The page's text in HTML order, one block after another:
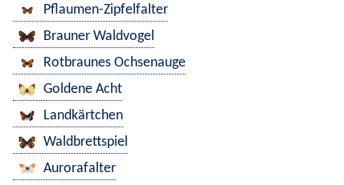
Pflaumen-Zipfelfalter
Brauner Waldvogel
Rotbraunes Ochsenauge
Goldene Acht
Landkärtchen
Waldbrettspiel
Aurorafalter